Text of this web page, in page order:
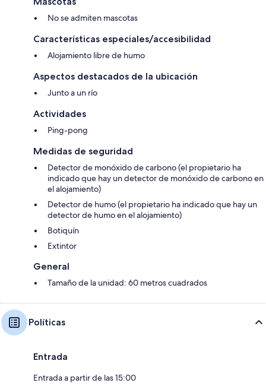
No se admiten mascotas
Características especiales/accesibilidad
Alojamiento libre de humo
Aspectos destacados de la ubicación
Junto a un río
Actividades
Ping-pong
Medidas de seguridad
Detector de monóxido de carbono (el propietario ha
indicado que hay un detector de monóxido de carbono en
el alojamiento)
Detector de humo (el propietario ha indicado que hay un
detector de humo en el alojamiento)
Botiquín
Extintor
General
Tamaño de la unidad: 60 metros cuadrados
Políticas
Entrada
Entrada a partir de las 15:00